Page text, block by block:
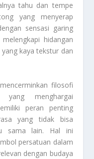
tahu dan tempe
yang menyerap
sensasi garing
hidangan
kaya tekstur dan
filosofi
yang menghargai
peran penting
yang tidak bisa
sama lain. Hal ini
persatuan dalam
dengan budaya